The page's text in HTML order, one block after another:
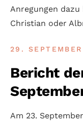
Anregungen dazu
Christian oder
29.
Bericht
Am 23.